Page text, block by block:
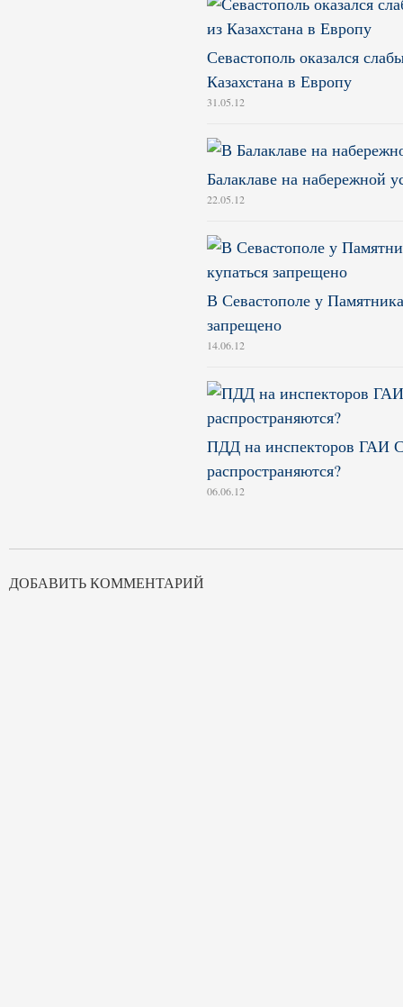
Севастополь оказался
Казахстана в Европу
31.05.12
Балаклаве на набережной
22.05.12
В Севастополе у
запрещено
14.06.12
ПДД на инспекторов ГАИ
распространяются?
06.06.12
ДОБАВИТЬ КОММЕНТАРИЙ